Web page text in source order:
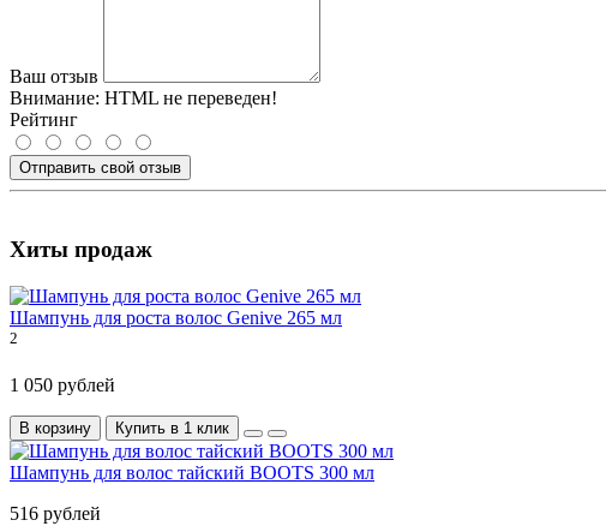
Ваш отзыв
Внимание: HTML не переведен!
Рейтинг
Отправить свой отзыв
Хиты продаж
Шампунь для роста волос Genive 265 мл
2
1 050 рублей
В корзину Купить в 1 клик
Шампунь для волос тайский BOOTS 300 мл
516 рублей